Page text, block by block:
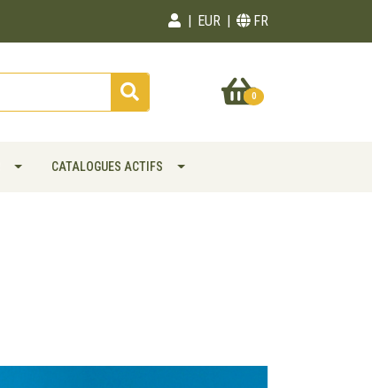
EUR FR
0
CATALOGUES ACTIFS